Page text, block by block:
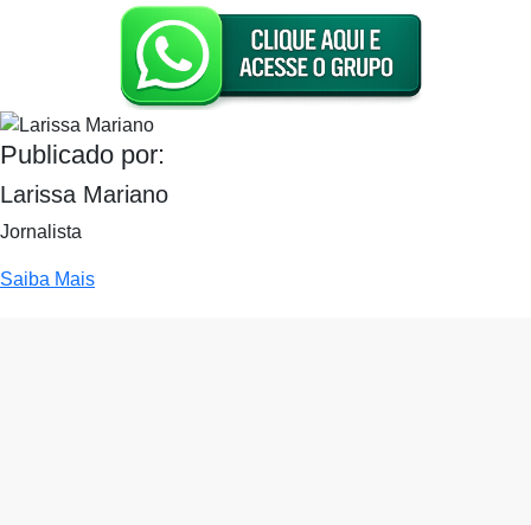
Publicado por:
Larissa Mariano
Jornalista
Saiba Mais